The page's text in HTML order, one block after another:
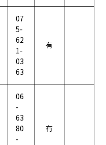
07
5-
62
1-
03
63
有
06
-
63
80
-
有